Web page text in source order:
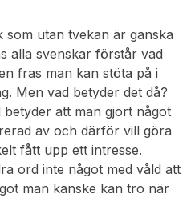
utan tvekan är ganska
alla svenskar förstår vad
fras man kan stöta på i
Men vad betyder det då?
att man gjort något
av och därför vill göra
fått upp ett intresse.
ord inte något med våld att
man kanske kan tro när